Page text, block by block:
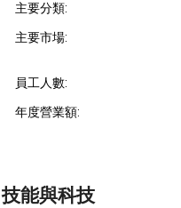
主要分類:
主要市場:
員工人數:
年度營業額:
技能與科技